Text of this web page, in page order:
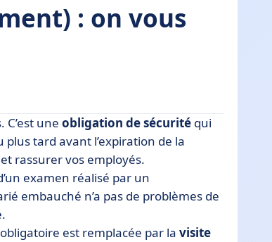
: on vous
C’est une obligation de sécurité qui
tard avant l’expiration de la
et rassurer vos employés.
examen réalisé par un
embauché n’a pas de problèmes de
est remplacée par la visite